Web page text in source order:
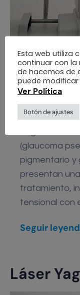
La
una
que se ofrece
de
(glaucoma
pigmentario y
presentan
tratamiento,
tensional con
Seguir
Láser Yag
Esta web utiliza
continuar con la
de hacemos de
puede modificar
Ver Política
Botón de ajustes